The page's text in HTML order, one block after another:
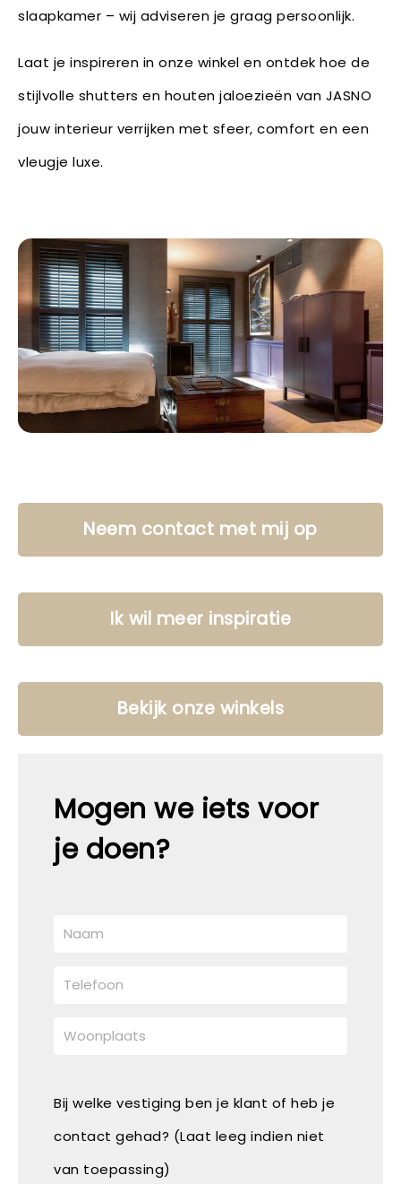
slaapkamer – wij adviseren je graag persoonlijk.
Laat je inspireren in onze winkel en ontdek hoe de
stijlvolle shutters en houten jaloezieën van JASNO
jouw interieur verrijken met sfeer, comfort en een
vleugje luxe.
Neem contact met mij op
Ik wil meer inspiratie
Bekijk onze winkels
Mogen we iets voor
je doen?
Bij welke vestiging ben je klant of heb je
contact gehad? (Laat leeg indien niet
van toepassing)